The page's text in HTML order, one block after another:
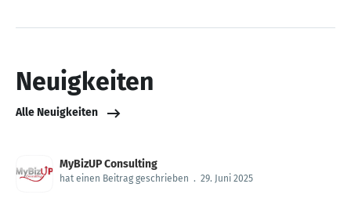
Neuigkeiten
Alle Neuigkeiten
MyBizUP Consulting
hat einen Beitrag geschrieben . 29. Juni 2025